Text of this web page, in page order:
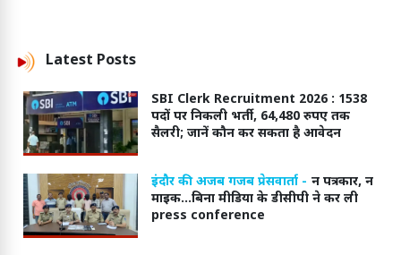
Latest Posts
SBI Clerk Recruitment 2026 : 1538
पदों पर निकली भर्ती, 64,480 रुपए तक
सैलरी; जानें कौन कर सकता है आवेदन
इंदौर की अजब गजब प्रेसवार्ता - न पत्रकार, न
माइक...बिना मीडिया के डीसीपी ने कर ली
press conference